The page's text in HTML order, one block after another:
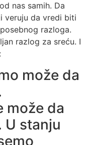
nas samih. Da
veruju da vredi biti
razloga.
razlog za sreću. I
može da
može da
U stanju